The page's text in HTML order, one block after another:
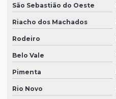
São Sebastião do Oeste
Riacho dos Machados
Rodeiro
Belo Vale
Pimenta
Rio Novo